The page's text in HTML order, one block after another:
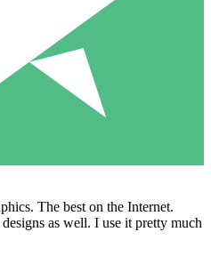
The best on the Internet.
as well. I use it pretty much